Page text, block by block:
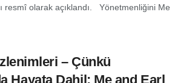
resmî olarak açıklandı. Yönetmenliğini Me
– Çünkü
Hayata Dahil: Me and Earl